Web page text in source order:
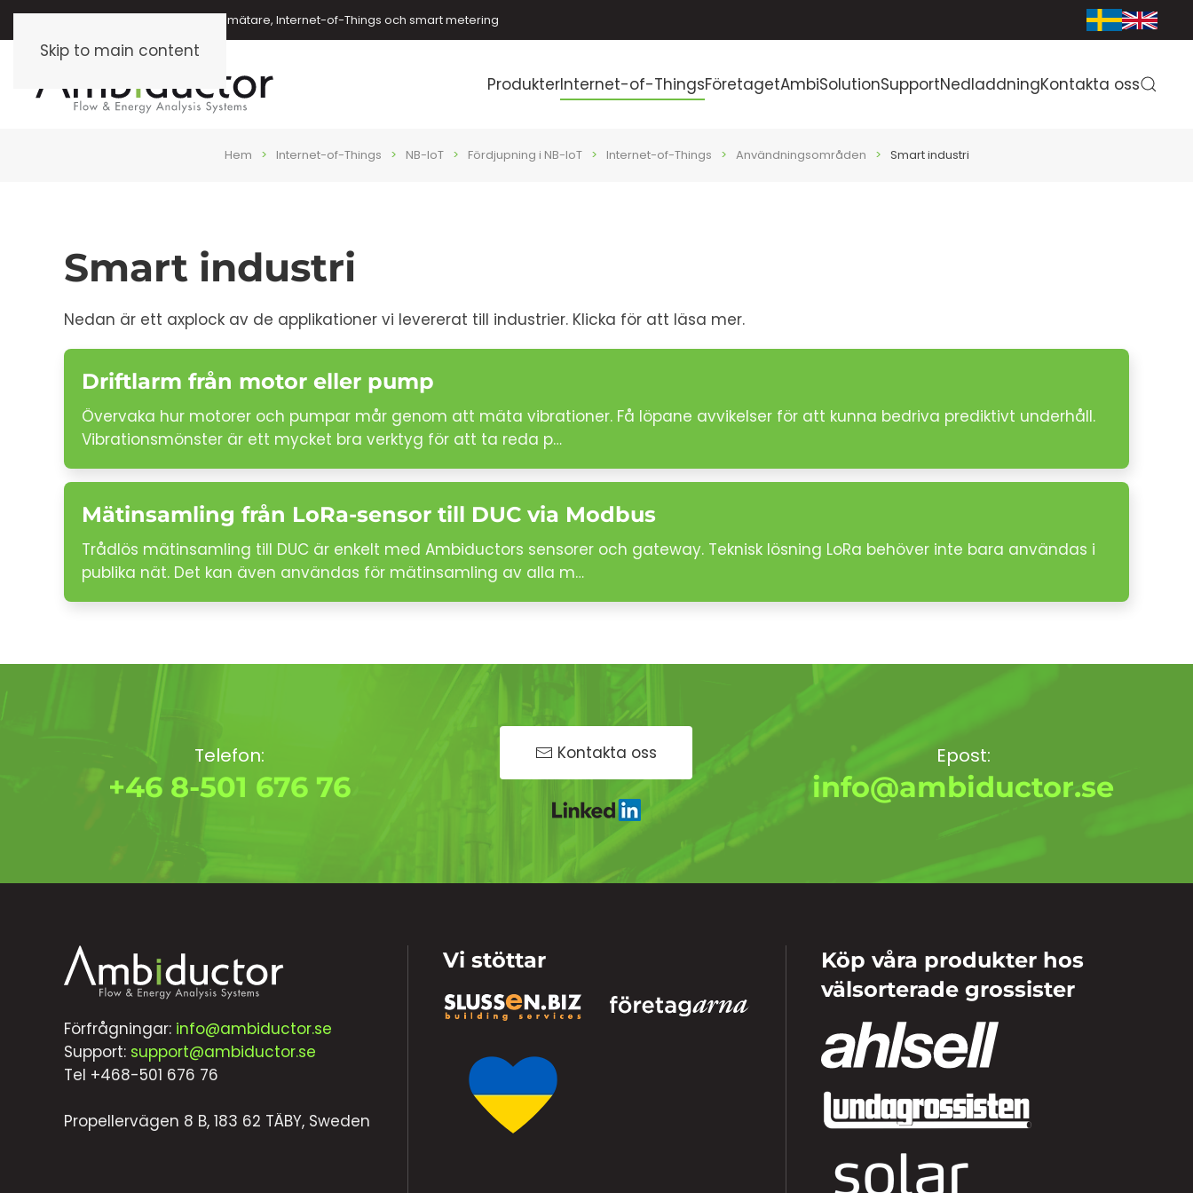
Skip to main content
Energimätare, vattenmätare, oljemätare, Internet-of-Things och smart metering
ProdukterInternet-of-ThingsFöretagetAmbiSolutionSupportNedladdningKontakta oss
Hem Internet-of-Things NB-IoT Fördjupning i NB-IoT Internet-of-Things Användningsområden Smart industri
Smart industri
Nedan är ett axplock av de applikationer vi levererat till industrier. Klicka för att läsa mer.
Driftlarm från motor eller pump
Övervaka hur motorer och pumpar mår genom att mäta vibrationer. Få löpane avvikelser för att kunna bedriva prediktivt underhåll.
Vibrationsmönster är ett mycket bra verktyg för att ta reda p…
Mätinsamling från LoRa-sensor till DUC via Modbus
Trådlös mätinsamling till DUC är enkelt med Ambiductors sensorer och gateway. Teknisk lösning LoRa behöver inte bara användas i
publika nät. Det kan även användas för mätinsamling av alla m…
Telefon:
+46 8-501 676 76
Kontakta oss Epost:
info@ambiductor.se
Förfrågningar: info@ambiductor.se
Support: support@ambiductor.se
Tel +468-501 676 76
Propellervägen 8 B, 183 62 TÄBY, Sweden
Vi stöttar
Köp våra produkter hos
välsorterade grossister